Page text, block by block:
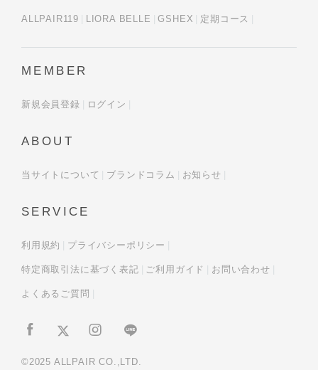
ALLPAIR119 LIORA BELLE GSHEX 定期コース
MEMBER
新規会員登録 ログイン
ABOUT
当サイトについて ブランドコラム お知らせ
SERVICE
利用規約 プライバシーポリシー
特定商取引法に基づく表記 ご利用ガイド お問い合わせ
よくあるご質問
©2025 ALLPAIR CO.,LTD.